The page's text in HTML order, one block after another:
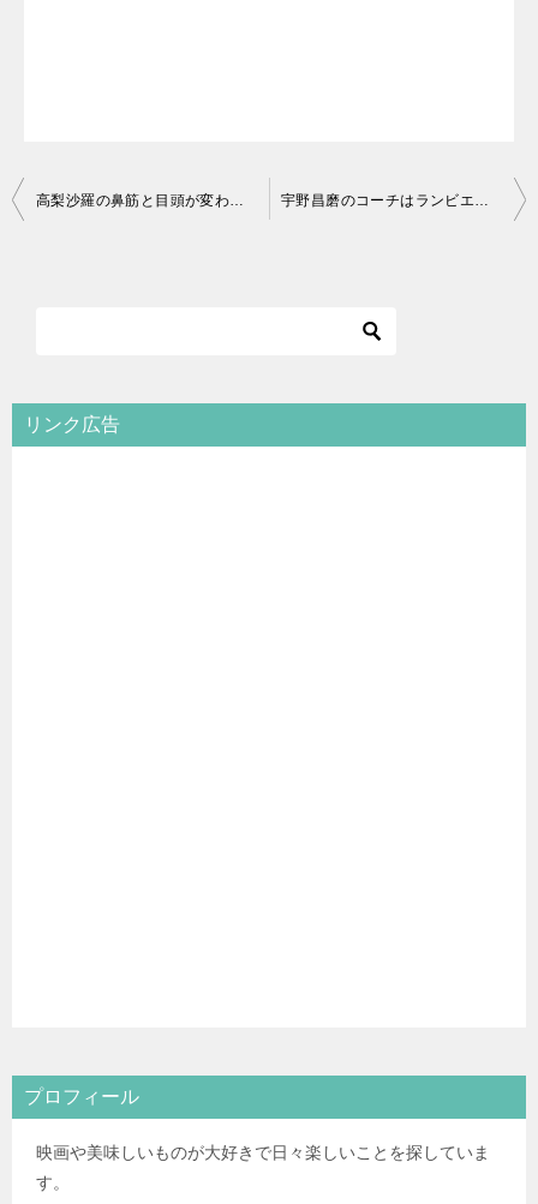
投
シ
高梨沙羅の鼻筋と目頭が変わった【画像】時系列でパーツを比較！ 宇野昌磨のコーチはランビエール！これまでの教え子や経歴！結婚は？
リンク広告
プロフィール
映画や美味しいものが大好きで日々楽しいことを探していま
す。